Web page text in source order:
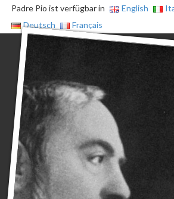
Padre Pio ist verfügbar in English
Deutsch
Français